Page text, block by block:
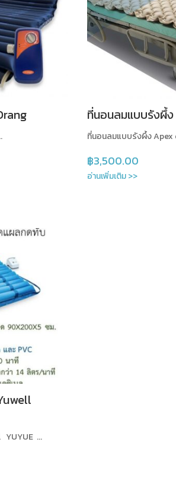
ที่นอนลมแบบรังผึ้
ที่นอนลมแบบรังผึ้ง Apex
฿3,500.00
อ่านเพิ่มเติม >>
...